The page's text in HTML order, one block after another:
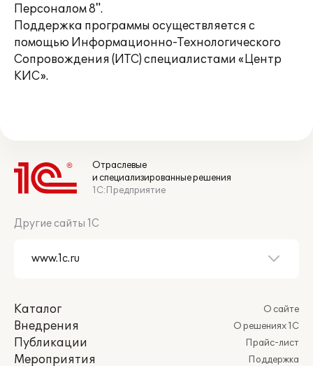
Персоналом 8".
Поддержка программы осуществляется с
помощью Информационно-Технологического
Сопровождения (ИТС) специалистами «Центр
КИС».
Отраслевые
и специализированные решения
1С:Предприятие
Другие сайты 1С
Каталог
Внедрения
Публикации
Мероприятия
О сайте
О решениях 1С
Прайс-лист
Поддержка